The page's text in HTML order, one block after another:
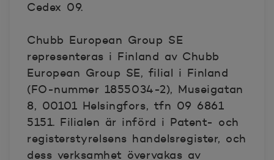
Cedex 09.
Chubb European Group SE
representeras i Finland av Chubb
European Group SE, filial i Finland
(FO-nummer 1855034-2), Museigatan
8, 00101 Helsingfors, tfn 09 6861
5151. Filialen är införd i Patent- och
registerstyrelsens handelsregister, och
dess verksamhet övervakas av